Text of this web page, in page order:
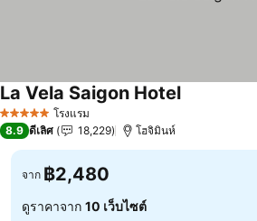
5 ดาว โรงแรม
La Vela Saigon Hotelดูราคา
8.9 ดีเลิศ 18,229 โฮจิมินห์
จาก ฿2,480
ดูราคาจาก 10 เว็บไซต์